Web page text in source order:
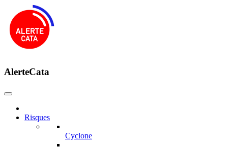
AlerteCata
Risques
Cyclone